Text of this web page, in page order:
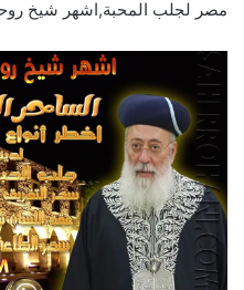
مصر لجلب المحبة,اشهر شيخ